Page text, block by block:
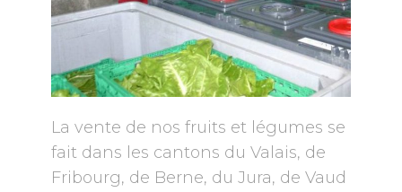
La vente de nos fruits et légumes se
fait dans les cantons du Valais, de
Fribourg, de Berne, du Jura, de Vaud